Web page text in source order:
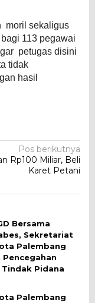
moril sekaligus
113 pegawai
petugas disini
tidak
hasil
Pos berikutnya
Rp100 Miliar, Beli
Karet Petani
Bersama
Sekretariat
Palembang
Pidana
Palembang